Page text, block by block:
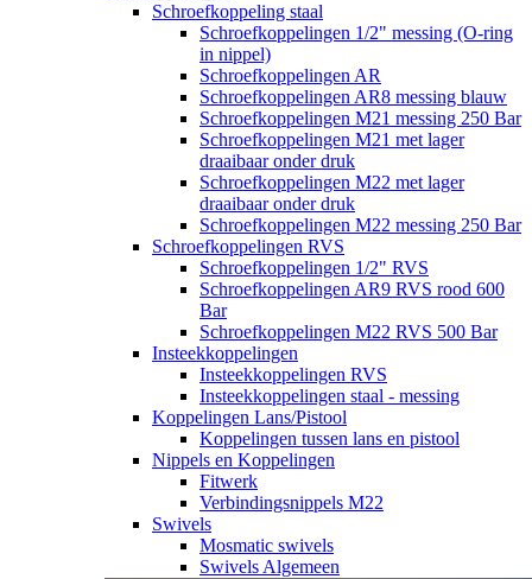
Schroefkoppeling staal
Schroefkoppelingen 1/2" messing (O-ring
in nippel)
Schroefkoppelingen AR
Schroefkoppelingen AR8 messing blauw
Schroefkoppelingen M21 messing 250 Bar
Schroefkoppelingen M21 met lager
draaibaar onder druk
Schroefkoppelingen M22 met lager
draaibaar onder druk
Schroefkoppelingen M22 messing 250 Bar
Schroefkoppelingen RVS
Schroefkoppelingen 1/2" RVS
Schroefkoppelingen AR9 RVS rood 600
Bar
Schroefkoppelingen M22 RVS 500 Bar
Insteekkoppelingen
Insteekkoppelingen RVS
Insteekkoppelingen staal - messing
Koppelingen Lans/Pistool
Koppelingen tussen lans en pistool
Nippels en Koppelingen
Fitwerk
Verbindingsnippels M22
Swivels
Mosmatic swivels
Swivels Algemeen